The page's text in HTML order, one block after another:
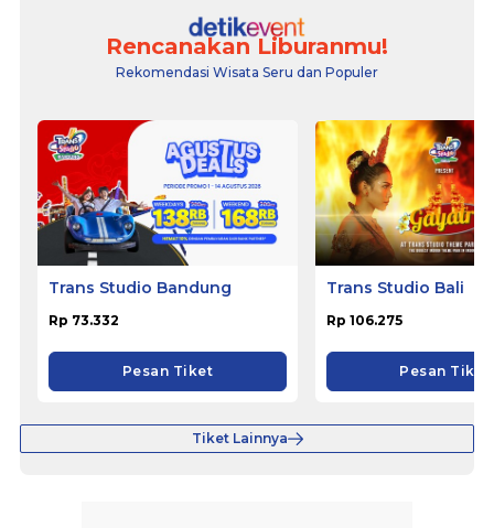
Rencanakan Liburanmu!
Rekomendasi Wisata Seru dan Populer
Trans Studio Bandung
Rp 73.332
Pesan Tiket
Trans Studio Bali
Rp 106.275
Pesan Tiket
Tiket Lainnya